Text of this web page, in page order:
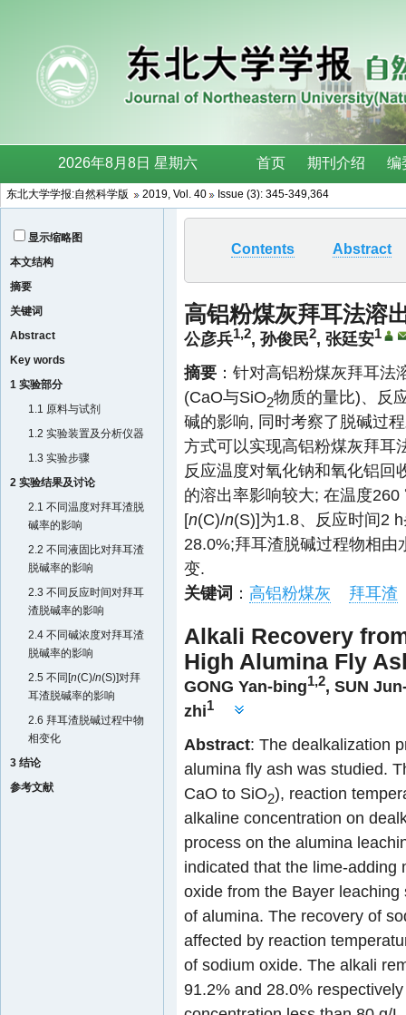
东北大学学报:自然科学版 2019, Vol. 40 Issue (3): 345-349,364
显示缩略图
本文结构
摘要
关键词
Abstract
Key words
1 实验部分
1.1 原料与试剂
1.2 实验装置及分析仪器
1.3 实验步骤
2 实验结果及讨论
2.1 不同温度对拜耳渣脱
碱率的影响
2.2 不同液固比对拜耳渣
脱碱率的影响
2.3 不同反应时间对拜耳
渣脱碱率的影响
2.4 不同碱浓度对拜耳渣
脱碱率的影响
2.5 不同[n(C)/n(S)]对拜
耳渣脱碱率的影响
2.6 拜耳渣脱碱过程中物
相变化
3 结论
参考文献
Contents Abstract
高铝粉煤灰拜耳法溶
公彦兵1,2, 孙俊民2, 张廷安1
摘要 ：针对高铝粉煤灰拜耳
(CaO与SiO2物质的量比)、反
碱的影响, 同时考察了脱碱过
方式可以实现高铝粉煤灰拜耳
反应温度对氧化钠和氧化铝回
的溶出率影响较大; 在温度
[n(C)/n(S)]为1.8、反应时间2
28.0%;拜耳渣脱碱过程物相
变.
关键词 ： 高铝粉煤灰 拜耳渣
Alkali Recovery
High Alumina Fly
GONG Yan-bing1,2, SUN
zhi1
Abstract: The dealkalization
alumina fly ash was studied.
CaO to SiO2), reaction
alkaline concentration on
process on the alumina
indicated that the lime-adding
oxide from the Bayer
of alumina. The recovery of
affected by reaction
of sodium oxide. The alkali
91.2% and 28.0%